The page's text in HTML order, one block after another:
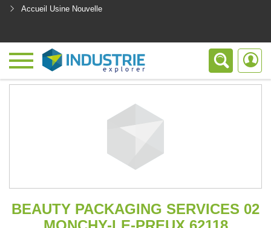
Accueil Usine Nouvelle
BEAUTY PACKAGING SERVICES 02